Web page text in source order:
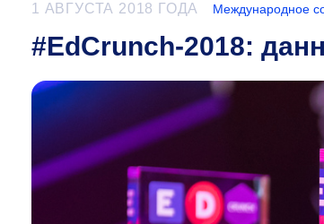
1 АВГУСТА 2018 ГОДА Международное
#EdCrunch-2018: